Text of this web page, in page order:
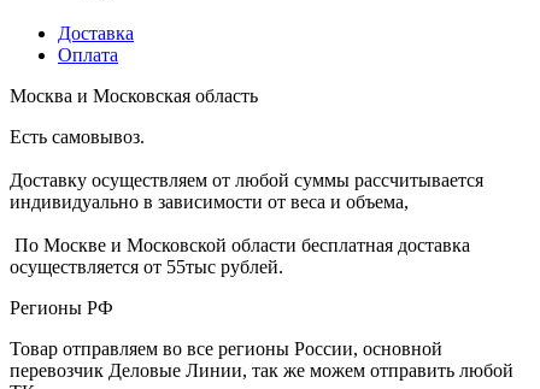
Доставка
Оплата
Москва и Московская область
Есть самовывоз.
Доставку осуществляем от любой суммы рассчитывается
индивидуально в зависимости от веса и объема,
По Москве и Московской области бесплатная доставка
осуществляется от 55тыс рублей.
Регионы РФ
Товар отправляем во все регионы России, основной
перевозчик Деловые Линии, так же можем отправить любой